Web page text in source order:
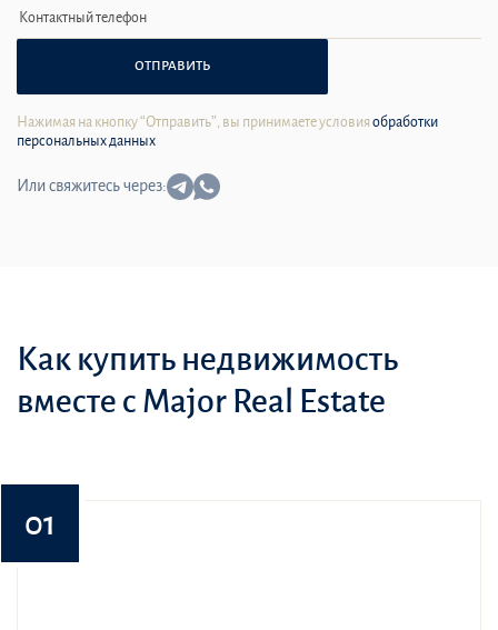
ОТПРАВИТЬ
Нажимая на кнопку “Отправить”, вы принимаете условия обработки
персональных данных
Или свяжитесь через:
Как купить недвижимость
вместе с Major Real Estate
01